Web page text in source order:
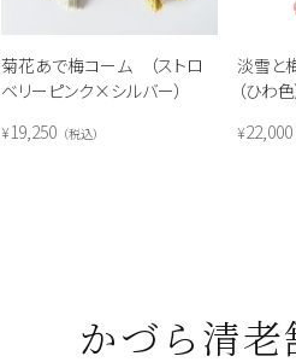
菊花あで梅コーム （ストロ
ベリーピンク×シルバー）
¥19,250 税込
淡雪と
（ひわ色
¥22,000
かづら清